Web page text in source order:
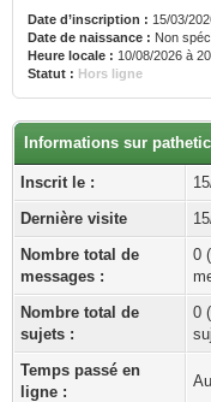
Date d’inscription : 15/03/
Date de naissance : Non
Heure locale : 10/08/2026 à
Statut : Hors ligne
Informations sur
Inscrit le :
Dernière visite
Nombre total de
messages :
0
Nombre total de
sujets :
0
Temps passé en
ligne :